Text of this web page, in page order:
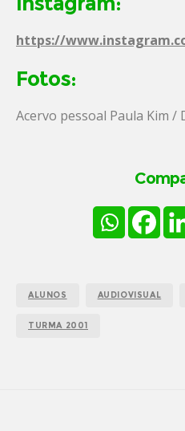
https://
Fotos:
Acervo pessoal Paula Kim /
ALUNOS AUDIOVISUAL
TURMA 2001